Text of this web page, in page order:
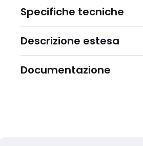
Specifiche tecniche
Descrizione estesa
Documentazione